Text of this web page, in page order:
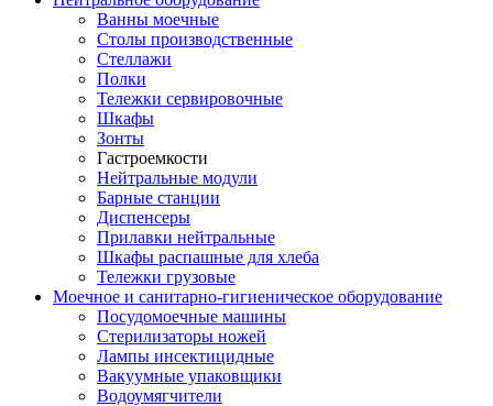
Ванны моечные
Столы производственные
Стеллажи
Полки
Тележки сервировочные
Шкафы
Зонты
Гастроемкости
Нейтральные модули
Барные станции
Диспенсеры
Прилавки нейтральные
Шкафы распашные для хлеба
Тележки грузовые
Моечное и санитарно-гигиеническое оборудование
Посудомоечные машины
Стерилизаторы ножей
Лампы инсектицидные
Вакуумные упаковщики
Водоумягчители